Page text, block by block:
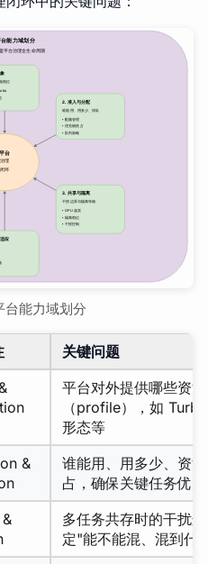
台能力域划分
关键问题
平台对外提供哪些资
（profile），如
形态等
&
谁能用、用多少、资
占，确保关键任务优先
多任务共存时的干扰
定"能不能混、混到什